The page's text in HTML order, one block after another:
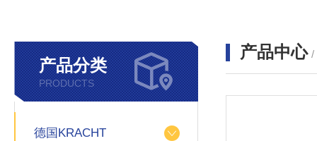
产品分类
PRODUCTS
德国KRACHT
产品中心 /